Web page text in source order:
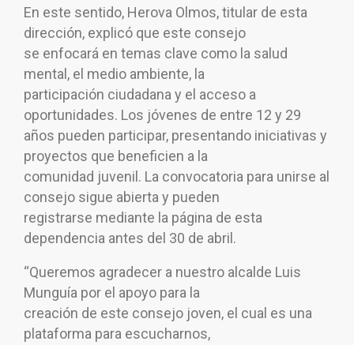
En este sentido, Herova Olmos, titular de esta
dirección, explicó que este consejo
se enfocará en temas clave como la salud
mental, el medio ambiente, la
participación ciudadana y el acceso a
oportunidades. Los jóvenes de entre 12 y 29
años pueden participar, presentando iniciativas y
proyectos que beneficien a la
comunidad juvenil. La convocatoria para unirse al
consejo sigue abierta y pueden
registrarse mediante la página de esta
dependencia antes del 30 de abril.
“Queremos agradecer a nuestro alcalde Luis
Munguía por el apoyo para la
creación de este consejo joven, el cual es una
plataforma para escucharnos,